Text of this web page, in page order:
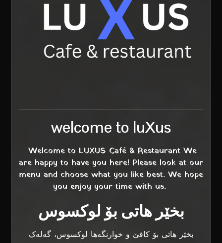
welcome to luXus
Welcome to LUXUS Café & Restaurant We
are happy to have you here! Please look at our
menu and choose what you like best. We hope
you enjoy your time with us.
بخێر هاتی بۆ لوكسوس
بخێر هاتی بۆ کافێ و خوارنگەها لوکسوس، گەلەک